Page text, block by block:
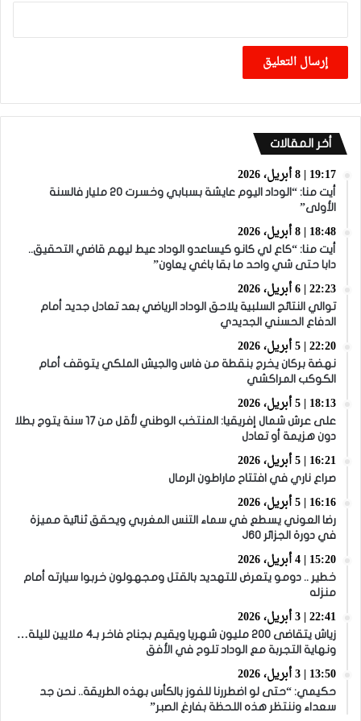
أخر المقالات
19:17 | 8 أبريل، 2026
أيت منا: “الوداد اليوم عايشة بسبابي وخسرت 20 مليار فالسنة
الأولى”
18:48 | 8 أبريل، 2026
أيت منا: “كاع لي كانو كيساعدو الوداد عيط ليهم قاضي التحقيق..
دابا حتى شي واحد ما بقا باغي يعاون”
22:23 | 6 أبريل، 2026
توالي النتائج السلبية يلاحق الوداد الرياضي بعد تعادل جديد أمام
الدفاع الحسني الجديدي
22:20 | 5 أبريل، 2026
نهضة بركان يخرج بنقطة من فاس والجيش الملكي يتوقف أمام
الكوكب المراكشي
18:13 | 5 أبريل، 2026
على عرش شمال إفريقيا: المنتخب الوطني لأقل من 17 سنة يتوج بطلا
دون هزيمة أو تعادل
16:21 | 5 أبريل، 2026
صراع ناري في افتتاح ماراطون الرمال
16:16 | 5 أبريل، 2026
رضا العوني يسطع في سماء التنس المغربي ويحقق ثنائية مميزة
في دورة الجزائر J60
15:20 | 4 أبريل، 2026
خطير .. دومو يتعرض للتهديد بالقتل ومجهولون خربوا سيارته أمام
منزله
22:41 | 3 أبريل، 2026
زياش يتقاضى 200 مليون شهريا ويقيم بجناح فاخر بـ4 ملايين لليلة…
ونهاية التجربة مع الوداد تلوح في الأفق
13:50 | 3 أبريل، 2026
حكيمي: “حتى لو اضطررنا للفوز بالكأس بهذه الطريقة.. نحن جد
سعداء وننتظر هذه اللحظة بفارغ الصبر”